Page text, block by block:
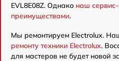
EVL8E08Z. Однако наш
преимуществами.
Мы ремонтируем Electrolux.
ремонту техники Electrolux.
для мастеров не будет новой